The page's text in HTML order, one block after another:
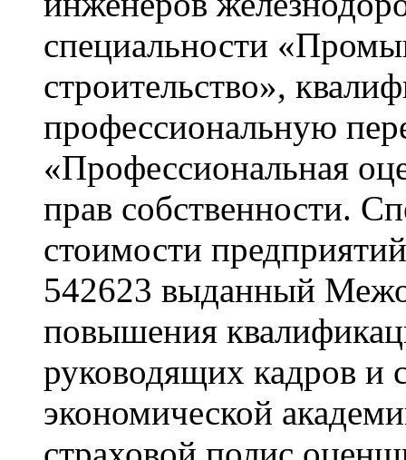
специальности
строительство»,
профессиональную
«Профессиональная
прав собственности.
стоимости
542623 выданный
повышения
руководящих кадров и
экономической